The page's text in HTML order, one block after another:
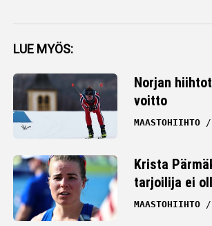
Facebook
Twitter
Whatsapp
LUE MYÖS:
Norjan
voitto
MAASTOHIIHTO
Krista
tarjoilija ei
MAASTOHIIHTO